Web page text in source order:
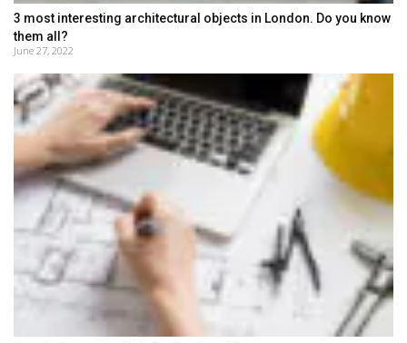
3 most interesting architectural objects in London. Do you know
them all?
June 27, 2022